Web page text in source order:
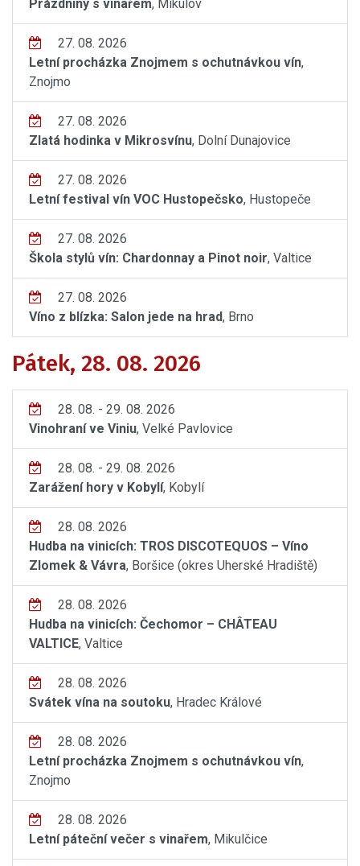
Prázdniny s vinařem, Mikulov
27. 08. 2026
Letní procházka Znojmem s ochutnávkou vín,
Znojmo
27. 08. 2026
Zlatá hodinka v Mikrosvínu, Dolní Dunajovice
27. 08. 2026
Letní festival vín VOC Hustopečsko, Hustopeče
27. 08. 2026
Škola stylů vín: Chardonnay a Pinot noir, Valtice
27. 08. 2026
Víno z blízka: Salon jede na hrad, Brno
Pátek, 28. 08. 2026
28. 08. - 29. 08. 2026
Vinohraní ve Viniu, Velké Pavlovice
28. 08. - 29. 08. 2026
Zarážení hory v Kobylí, Kobylí
28. 08. 2026
Hudba na vinicích: TROS DISCOTEQUOS – Víno
Zlomek & Vávra, Boršice (okres Uherské Hradiště)
28. 08. 2026
Hudba na vinicích: Čechomor – CHÂTEAU
VALTICE, Valtice
28. 08. 2026
Svátek vína na soutoku, Hradec Králové
28. 08. 2026
Letní procházka Znojmem s ochutnávkou vín,
Znojmo
28. 08. 2026
Letní páteční večer s vinařem, Mikulčice